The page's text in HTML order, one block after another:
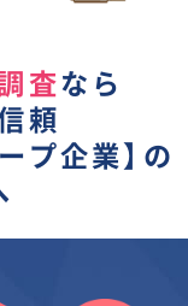
査 なら
頼
プ企業】の